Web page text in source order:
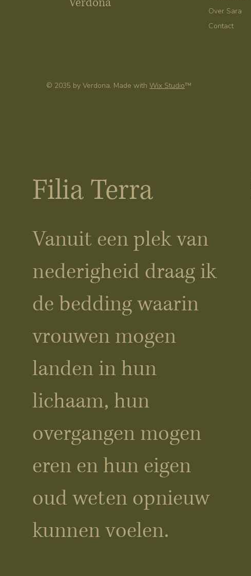
Over Sara
Contact
© 2035 by Verdona. Made withWix Studio™
Filia Terra
Vanuit een plek van
nederigheid draag ik
de bedding waarin
vrouwen mogen
landen in hun
lichaam, hun
overgangen mogen
eren en hun eigen
oud weten opnieuw
kunnen voelen.